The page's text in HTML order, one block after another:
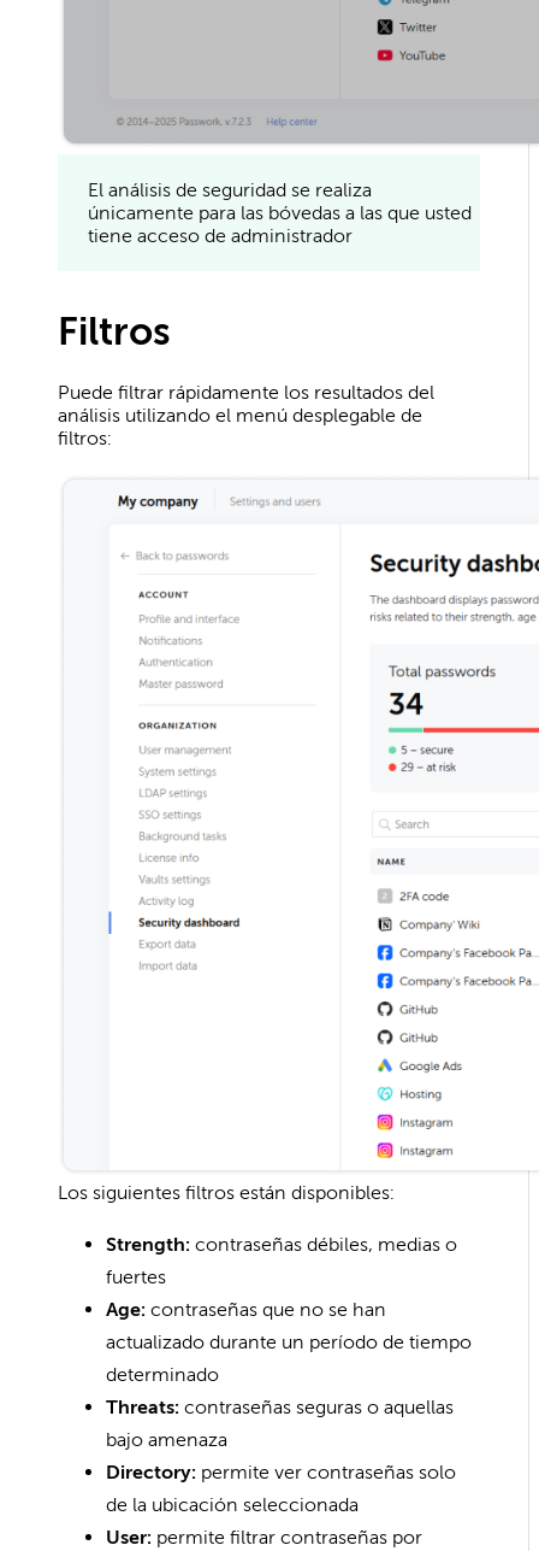
El análisis de seguridad se realiza
únicamente para las bóvedas a las que usted
tiene acceso de administrador
Filtros
Puede filtrar rápidamente los resultados del
análisis utilizando el menú desplegable de
filtros:
Los siguientes filtros están disponibles:
Strength: contraseñas débiles, medias o
fuertes
Age: contraseñas que no se han
actualizado durante un período de tiempo
determinado
Threats: contraseñas seguras o aquellas
bajo amenaza
Directory: permite ver contraseñas solo
de la ubicación seleccionada
User: permite filtrar contraseñas por